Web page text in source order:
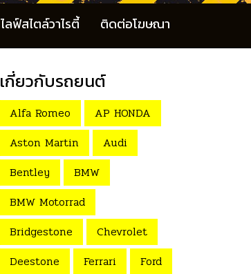
ไลฟ์สไตล์วาไรตี้ ติดต่อโฆษณา
เกี่ยวกับรถยนต์
Alfa Romeo
AP HONDA
Aston Martin
Audi
Bentley
BMW
BMW Motorrad
Bridgestone
Chevrolet
Deestone
Ferrari
Ford